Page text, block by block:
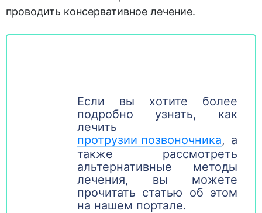
проводить консервативное лечение.
Если вы хотите более
подробно узнать, как
лечить
протрузии позвоночника, а
также рассмотреть
альтернативные методы
лечения, вы можете
прочитать статью об этом
на нашем портале.